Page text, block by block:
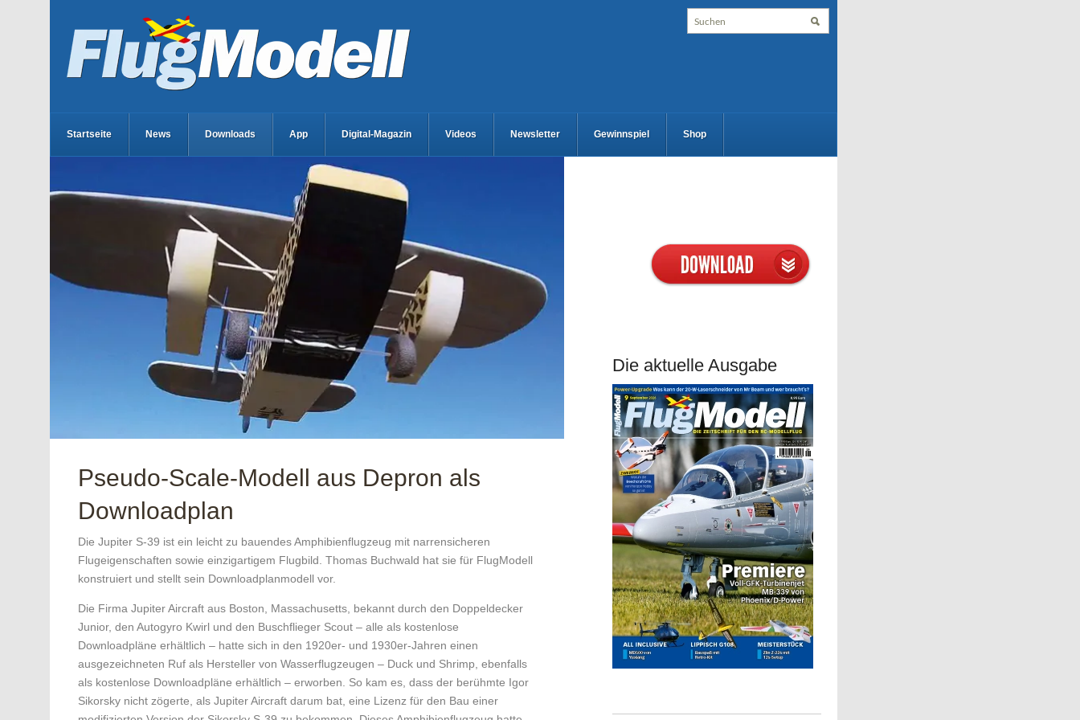
Startseite News Downloads App Digital-Magazin Videos Newsletter Gewinnspiel Shop
Pseudo-Scale-Modell aus Depron als
Downloadplan
Die Jupiter S-39 ist ein leicht zu bauendes Amphibien­flugzeug mit narrensicheren
Flugeigenschaften ­sowie einzig­artigem Flugbild. ­Thomas Buchwald hat sie für ­FlugModell
konstruiert und stellt sein Downloadplan­modell vor.
Die Firma Jupiter Aircraft aus Boston, Massachusetts, bekannt durch den Doppeldecker
Junior, den Autogyro Kwirl und den Buschflieger Scout – alle als kostenlose
Downloadpläne erhältlich – hatte sich in den 1920er- und 1930er-Jahren einen
ausgezeichneten Ruf als Hersteller von Wasserflugzeugen – Duck und Shrimp, ebenfalls
als kostenlose Downloadpläne erhältlich – erworben. So kam es, dass der berühmte Igor
Sikorsky nicht zögerte, als Jupiter Aircraft darum bat, eine Lizenz für den Bau einer
Die aktuelle Ausgabe